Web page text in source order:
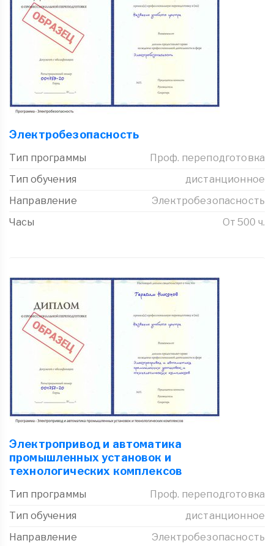
Электробезопасность
Тип программы
Проф. переподготовка
Тип обучения
дистанционное
Направление
Электробезопасность
Часы
От 500 ч.
Электропривод и автоматика
промышленных установок и
технологических комплексов
Тип программы
Проф. переподготовка
Тип обучения
дистанционное
Направление
Электробезопасность